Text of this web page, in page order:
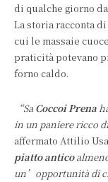
di qualche giorno
La storia racconta
cui le massaie
praticità potevano
forno caldo.
“Sa Coccoi Prena
in un paniere ricco
affermato Attilio
piatto antico
un’opportunità di